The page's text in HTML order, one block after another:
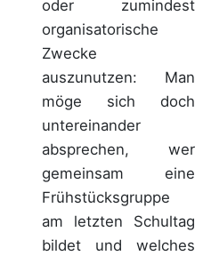
oder zumindest
organisatorische
Zwecke
auszunutzen: Man
möge sich doch
untereinander
absprechen, wer
gemeinsam eine
Frühstücksgruppe
am letzten Schultag
bildet und welches